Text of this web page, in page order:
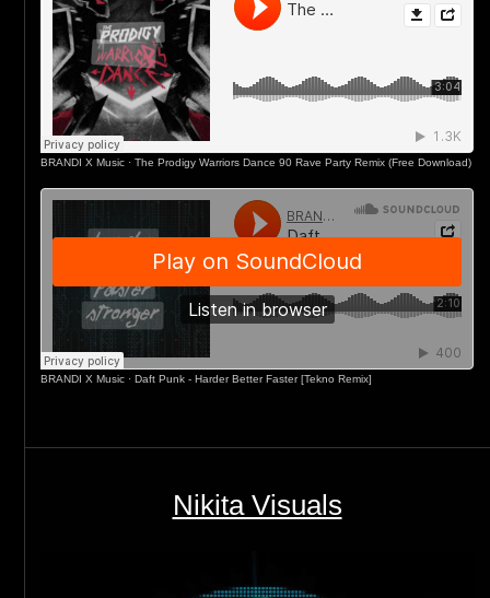
BRANDI X Music · The Prodigy Warriors Dance 90 Rave Party Remix (Free Download)
BRANDI X Music · Daft Punk - Harder Better Faster [Tekno Remix]
Nikita Visuals